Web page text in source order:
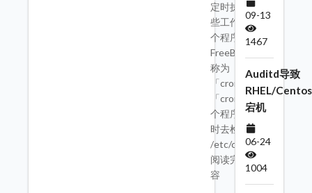
定时执行一
些工作，这
个程序在
FreeBSD 中
称为
「cron」。
「cron」这
个程序会定
时去检查
/etc/c ---->>
阅读完整内
容
09-13
1467
Auditd导致
RHEL/Centos
宕机
06-24
1004